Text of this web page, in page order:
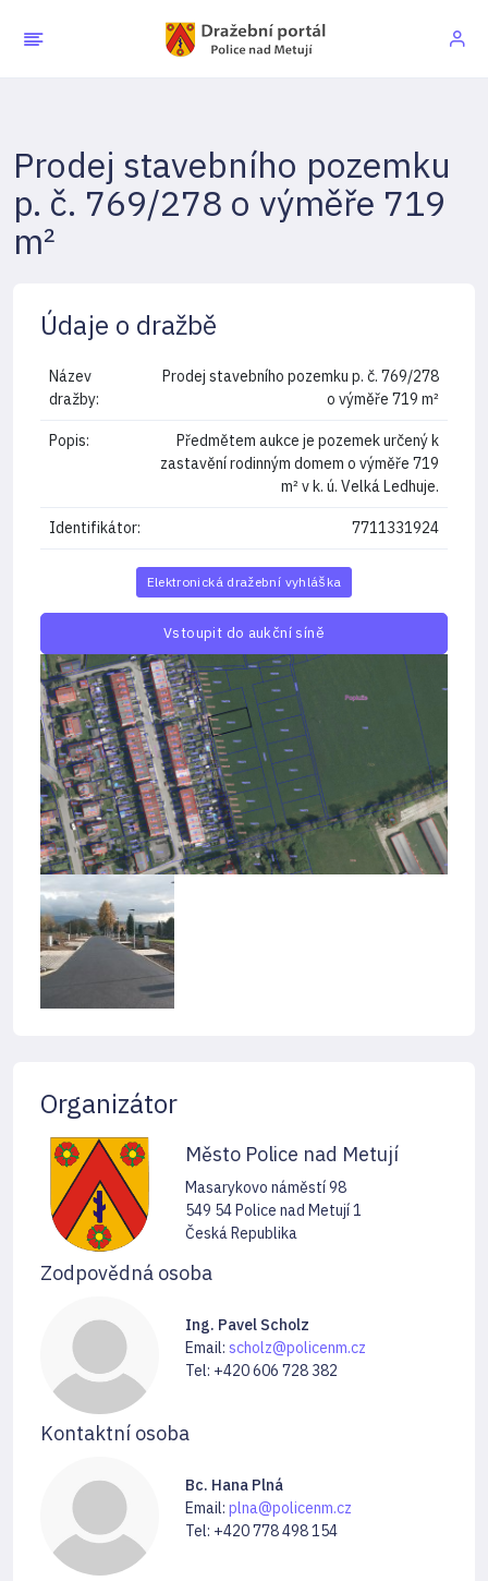
Prodej stavebního pozemku
p. č. 769/278 o výměře 719
m²
Údaje o dražbě
Název
dražby:
Prodej stavebního pozemku p. č. 769/278
o výměře 719 m²
Popis:
Předmětem aukce je pozemek určený k
zastavění rodinným domem o výměře 719
m² v k. ú. Velká Ledhuje.
Identifikátor: 7711331924
Elektronická dražební vyhláška
Vstoupit do aukční síně
Organizátor
Město Police nad Metují
Masarykovo náměstí 98
549 54 Police nad Metují 1
Česká Republika
Zodpovědná osoba
Ing. Pavel Scholz
Email: scholz@policenm.cz
Tel: +420 606 728 382
Kontaktní osoba
Bc. Hana Plná
Email: plna@policenm.cz
Tel: +420 778 498 154